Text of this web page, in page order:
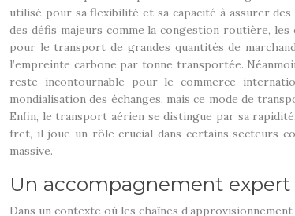
utilisé pour sa flexibilité et sa capacité à assurer
des défis majeurs comme la congestion routière,
pour le transport de grandes quantités de
l’empreinte carbone par tonne transportée.
reste incontournable pour le commerce
mondialisation des échanges, mais ce mode de
Enfin, le transport aérien se distingue par sa
fret, il joue un rôle crucial dans certains secteurs
massive.
Un accompagnement
Dans un contexte où les chaînes